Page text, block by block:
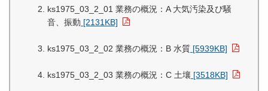
ks1975_03_2_01 業務の概況：A 大気汚染及び騒
音、振動 [2131KB]
ks1975_03_2_02 業務の概況：B 水質 [5939KB]
ks1975_03_2_03 業務の概況：C 土壤 [3518KB]